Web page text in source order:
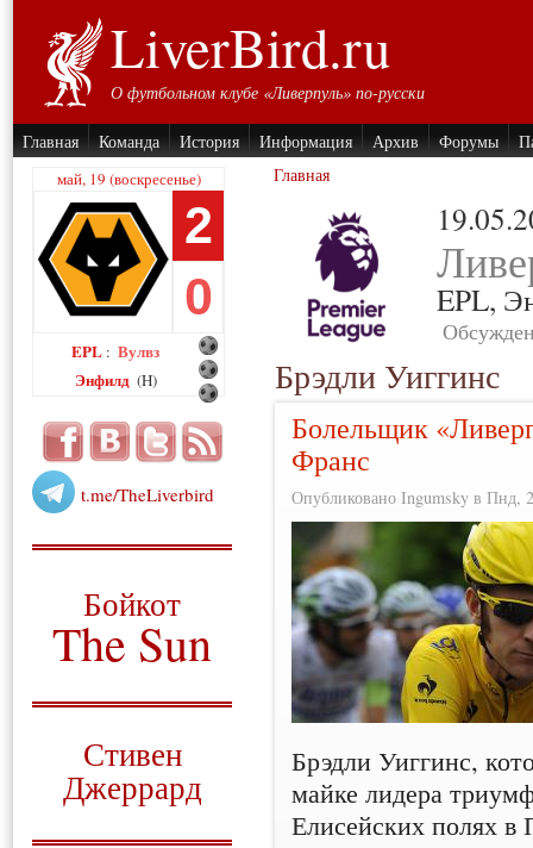
LiverBird.ru
О футбольном клубе «Ливерпуль» по-русски
Главная Команда История Информация Архив Форумы
май, 19 (воскресенье)
2
0
EPL : Вулвз
Энфилд (H)
t.me/TheLiverbird
Бойкот
The Sun
Стивен
Джеррард
Главная
EPL,
Брэдли Уиггинс
Болельщик
Франс
Опубликовано Ingumsky в Пнд,
Брэдли Уиггинс,
майке лидера
Елисейских полях в